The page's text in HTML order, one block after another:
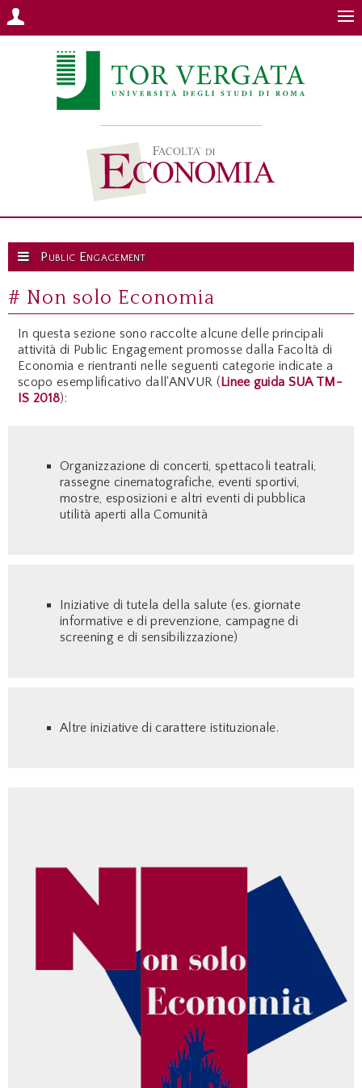
# Non solo Economia
In questa sezione sono raccolte alcune delle principali
attività di Public Engagement promosse dalla Facoltà di
Economia e rientranti nelle seguenti categorie indicate a
scopo esemplificativo dall'ANVUR ( Linee guida SUA TM-
IS 2018):
Organizzazione di concerti, spettacoli teatrali,
rassegne cinematografiche, eventi sportivi,
mostre, esposizioni e altri eventi di pubblica
utilità aperti alla Comunità
Iniziative di tutela della salute (es. giornate
informative e di prevenzione, campagne di
screening e di sensibilizzazione)
Altre iniziative di carattere istituzionale.
Public Engagement